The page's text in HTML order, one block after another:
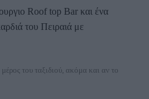
Roof top Bar και ένα
του Πειραιά με
του ταξιδιού, ακόμα και αν το